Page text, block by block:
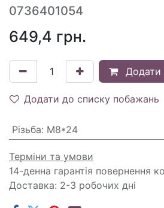
0736401054
649,4 грн.
Додати
Додати до списку побажань
Різьба: M8*24
Терміни та умови
14-денна гарантія повернення
Доставка: 2-3 робочих дні